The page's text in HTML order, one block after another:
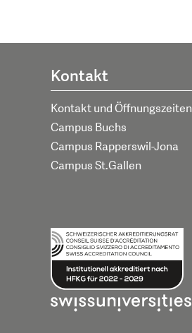
Kontakt
Kontakt und Öffnungszeiten
Campus Buchs
Campus Rapperswil-Jona
Campus St.Gallen